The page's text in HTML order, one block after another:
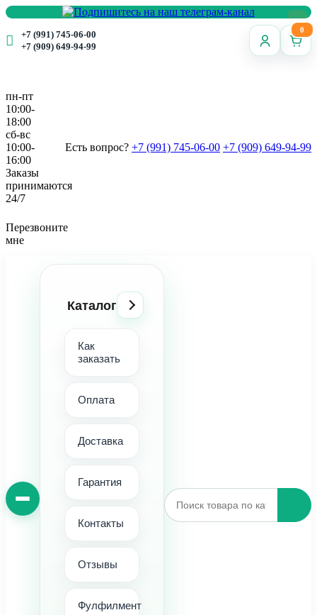
+7 (991) 745-06-00
+7 (909) 649-94-99
0
пн-пт
10:00-
18:00
сб-вс
10:00-
16:00
Заказы
принимаются
24/7
Есть вопрос? +7 (991) 745-06-00 +7 (909) 649-94-99
Перезвоните
мне
Каталог
Как
заказать
Оплата
Доставка
Гарантия
Контакты
Отзывы
Фулфилмент